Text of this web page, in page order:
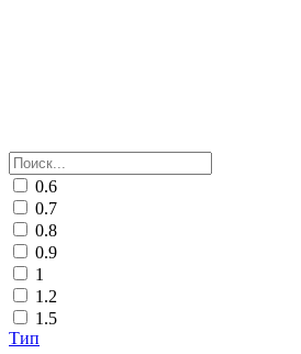
0.6
0.7
0.8
0.9
1
1.2
1.5
Тип